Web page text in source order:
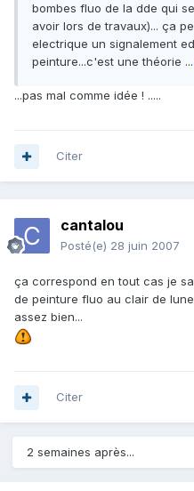
bombes fluo de la dde qui
avoir lors de travaux)... ça
electrique un signalement
peinture...c'est une théorie ...
...pas mal comme idée ! .....
Citer
cantalou
Posté(e) 28 juin 2007
ça correspond en tout cas je
de peinture fluo au clair de
assez bien...
Citer
2 semaines après...